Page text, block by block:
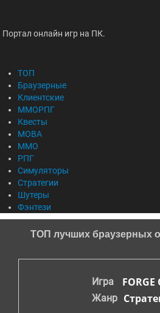
Портал онлайн игр на ПК.
БРАУЗЕРНЫЕ
КЛИЕНТСКИЕ
ММОРПГ
MOBA
ММО
СИМУЛЯТОРЫ
ТОП
Браузерные
Клиентские
ММОРПГ
Квесты
MOBA
ММО
РПГ
Симуляторы
Стратегии
Шутеры
Фэнтези
ТОП лучших браузерных
Игра FORGE
Жанр